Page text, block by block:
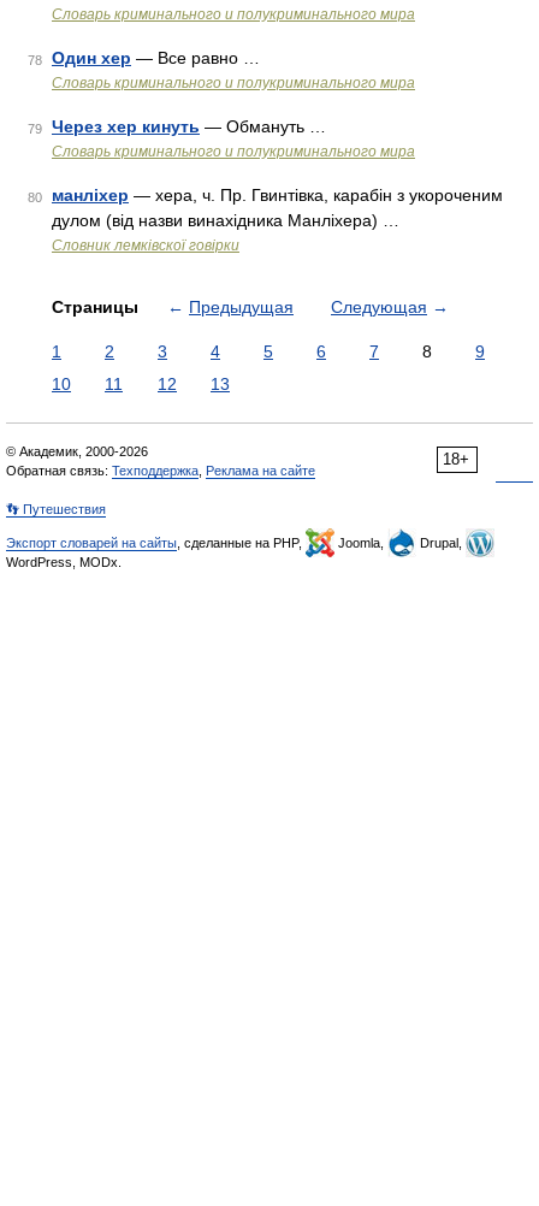
Словарь криминального и полукриминального мира
78 Один хер — Все равно …
Словарь криминального и полукриминального мира
79 Через хер кинуть — Обмануть …
Словарь криминального и полукриминального мира
80 манліхер — хера, ч. Пр. Гвинтівка, карабін з укороченим
дулом (від назви винахідника Манліхера) …
Словник лемківскої говірки
Страницы ← Предыдущая Следующая →
1 2 3 4 5 6 7 8
9
10
11 12 13
18+
© Академик, 2000-2026
Обратная связь: Техподдержка Реклама на сайте
👣 Путешествия
Экспорт словарей на сайты , сделанные на PHP, Joomla,
Drupal,
WordPress, MODx.